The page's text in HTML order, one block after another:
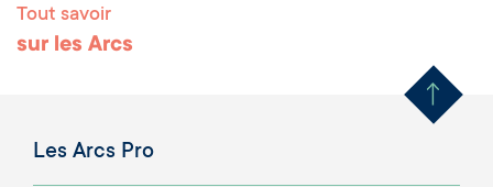
Tout savoir
sur les Arcs Remonter
Les Arcs Pro